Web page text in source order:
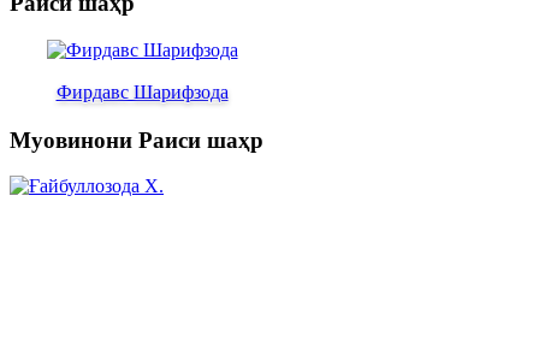
Фирдавс Шарифзода
Муовинони Раиси шаҳр